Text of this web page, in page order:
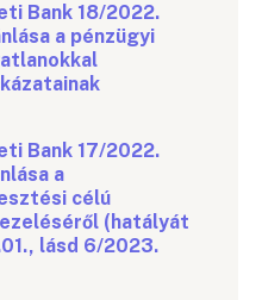
Bank 18/2022.
a pénzügyi
Bank 17/2022.
a
célú
(hatályát
lásd 6/2023.